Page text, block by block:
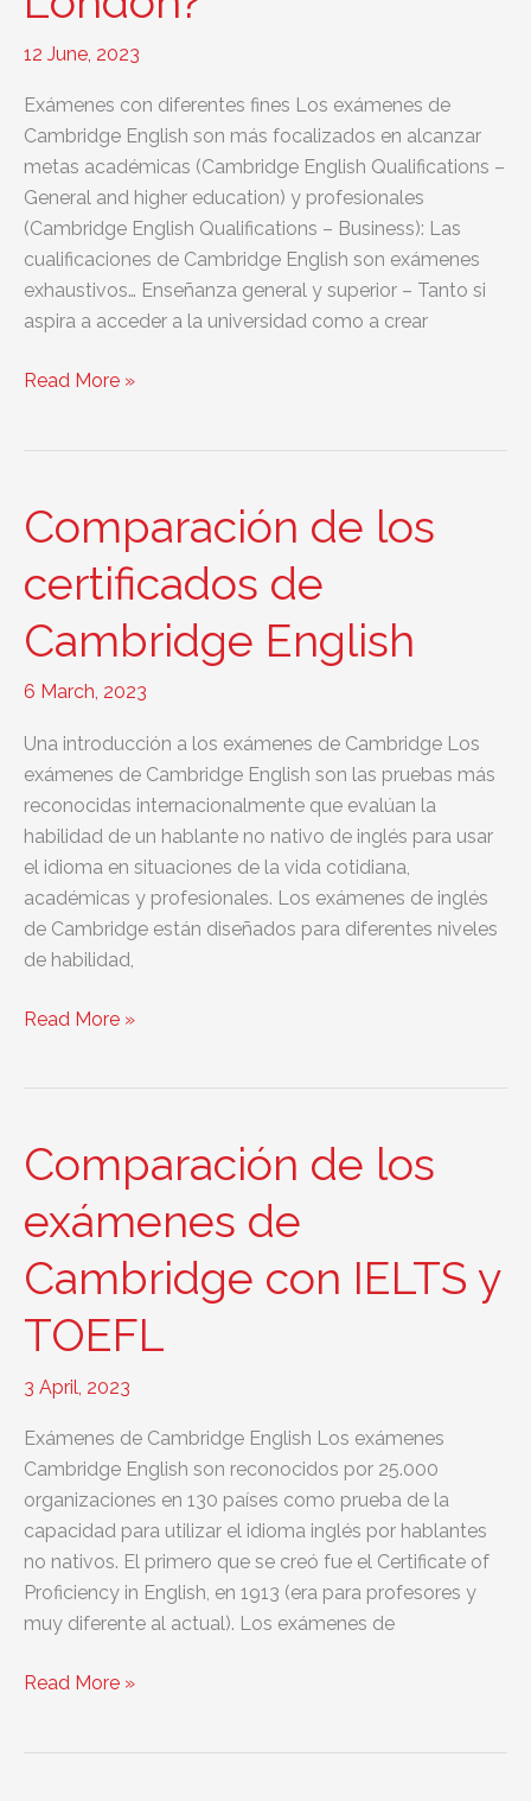
12 June, 2023
Exámenes con diferentes fines Los exámenes de
Cambridge English son más focalizados en alcanzar
metas académicas (Cambridge English Qualifications –
General and higher education) y profesionales
(Cambridge English Qualifications – Business): Las
cualificaciones de Cambridge English son exámenes
exhaustivos… Enseñanza general y superior – Tanto si
aspira a acceder a la universidad como a crear
¿Qué
exámenes
Cambridge
y
los
de
College
London?
Read More »
Comparación de los
certificados de
Cambridge English
6 March, 2023
Una introducción a los exámenes de Cambridge Los
exámenes de Cambridge English son las pruebas más
reconocidas internacionalmente que evalúan la
habilidad de un hablante no nativo de inglés para usar
el idioma en situaciones de la vida cotidiana,
académicas y profesionales. Los exámenes de inglés
de Cambridge están diseñados para diferentes niveles
de habilidad,
Comparación
Cambridge
English
Read More »
Comparación de los
exámenes de
Cambridge con IELTS y
TOEFL
3 April, 2023
Exámenes de Cambridge English Los exámenes
Cambridge English son reconocidos por 25.000
organizaciones en 130 países como prueba de la
capacidad para utilizar el idioma inglés por hablantes
no nativos. El primero que se creó fue el Certificate of
Proficiency in English, en 1913 (era para profesores y
muy diferente al actual). Los exámenes de
Comparación
Read More »